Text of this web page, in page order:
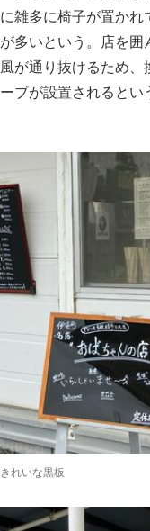
雑多に椅子が置かれ
多いという。店を囲
が通り抜けるため、
ブが設置されるとい
れいな黒板